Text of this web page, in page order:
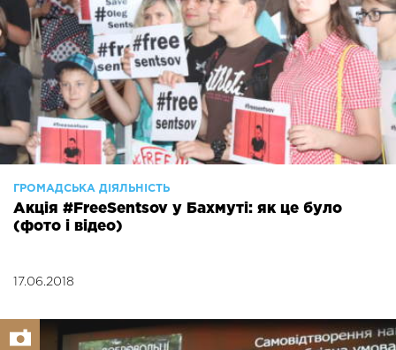
ГРОМАДСЬКА ДІЯЛЬНІСТЬ
Акція #FreeSentsov у Бахмуті: як це було
(фото і відео)
17.06.2018